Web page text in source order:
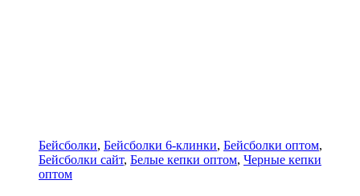
Бейсболки, Бейсболки 6-клинки, Бейсболки оптом,
Бейсболки сайт, Белые кепки оптом, Черные кепки
оптом